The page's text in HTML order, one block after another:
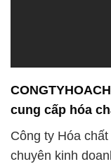
cung cấp hóa
Công ty Hóa
chuyên kinh